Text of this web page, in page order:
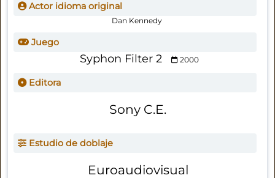
Actor idioma original
Dan Kennedy
Juego
Syphon Filter 2 2000
Editora
Sony C.E.
Estudio de doblaje
Euroaudiovisual